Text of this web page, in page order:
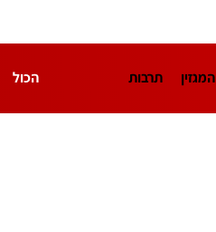
המגזין תרבות הכול